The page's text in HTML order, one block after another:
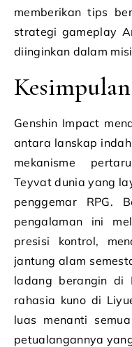
memberikan tips
strategi gameplay
diinginkan dalam
Kesimpulan
Genshin Impact
antara lanskap
mekanisme
Teyvat dunia yang
penggemar RPG.
pengalaman ini
presisi kontrol,
jantung alam
ladang berangin di
rahasia kuno di
luas menanti
petualangannya